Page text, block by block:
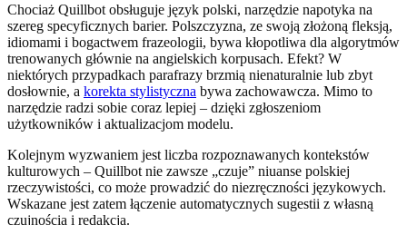
Chociaż Quillbot obsługuje język polski, narzędzie napotyka na
szereg specyficznych barier. Polszczyzna, ze swoją złożoną fleksją,
idiomami i bogactwem frazeologii, bywa kłopotliwa dla algorytmów
trenowanych głównie na angielskich korpusach. Efekt? W
niektórych przypadkach parafrazy brzmią nienaturalnie lub zbyt
dosłownie, a korekta stylistyczna bywa zachowawcza. Mimo to
narzędzie radzi sobie coraz lepiej – dzięki zgłoszeniom
użytkowników i aktualizacjom modelu.
Kolejnym wyzwaniem jest liczba rozpoznawanych kontekstów
kulturowych – Quillbot nie zawsze „czuje” niuanse polskiej
rzeczywistości, co może prowadzić do niezręczności językowych.
Wskazane jest zatem łączenie automatycznych sugestii z własną
czujnością i redakcją.